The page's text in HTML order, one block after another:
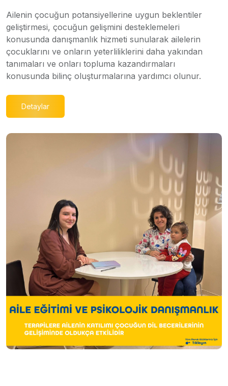
Ailenin çocuğun potansiyellerine uygun beklentiler
geliştirmesi, çocuğun gelişmini desteklemeleri
konusunda danışmanlık hizmeti sunularak ailelerin
çocuklarını ve onların yeterliliklerini daha yakından
tanımaları ve onları topluma kazandırmaları
konusunda bilinç oluşturmalarına yardımcı olunur.
Detaylar